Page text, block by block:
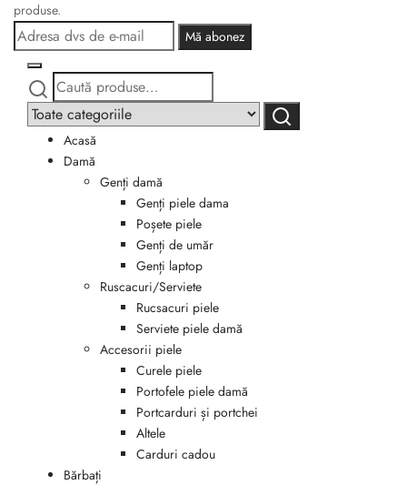
produse.
Caută
după:
by
category:
Caută
Acasă
Damă
Genți damă
Genți piele dama
Poșete piele
Genți de umăr
Genți laptop
Ruscacuri/Serviete
Rucsacuri piele
Serviete piele damă
Accesorii piele
Curele piele
Portofele piele damă
Portcarduri și portchei
Altele
Carduri cadou
Bărbați